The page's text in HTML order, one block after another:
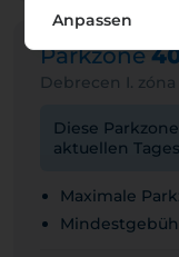
Parkzone
Debrecen I.
Diese
aktuellen
Maximale
Anpassen